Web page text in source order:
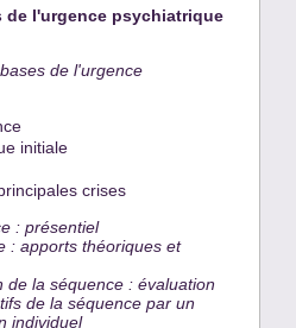
de l'urgence psychiatrique
de l'urgence
initiale
crises
: présentiel
: apports théoriques et
de la séquence : évaluation
de la séquence par un
individuel